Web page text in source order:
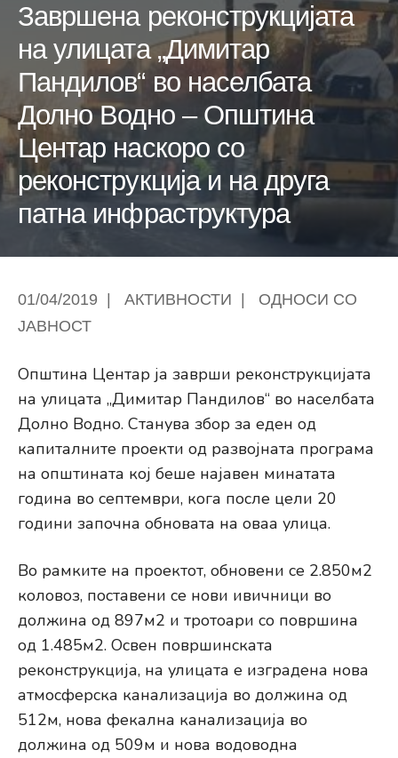
Завршена реконструкцијата
на улицата „Димитар
Пандилов“ во населбата
Долно Водно – Општина
Центар наскоро со
реконструкција и на друга
патна инфраструктура
01/04/2019 АКТИВНОСТИ
ОДНОСИ СО
ЈАВНОСТ
Општина Центар ја заврши реконструкцијата
на улицата „Димитар Пандилов“ во населбата
Долно Водно. Станува збор за еден од
капиталните проекти од развојната програма
на општината кој беше најавен минатата
година во септември, кога после цели 20
години започна обновата на оваа улица.
Во рамките на проектот, обновени се 2.850м2
коловоз, поставени се нови ивичници во
должина од 897м2 и тротоари со површина
од 1.485м2. Освен површинската
реконструкција, на улицата е изградена нова
атмосферска канализација во должина од
512м, нова фекална канализација во
должина од 509м и нова водоводна